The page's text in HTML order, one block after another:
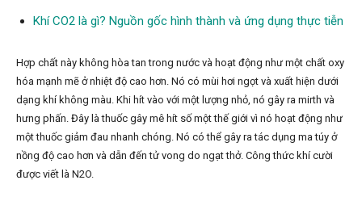
Khí CO2 là gì? Nguồn gốc hình thành và ứng dụng thực tiễn
Hợp chất này không hòa tan trong nước và hoạt động như một chất oxy
hóa mạnh mẽ ở nhiệt độ cao hơn. Nó có mùi hơi ngọt và xuất hiện dưới
dạng khí không màu. Khi hít vào với một lượng nhỏ, nó gây ra mirth và
hưng phấn. Đây là thuốc gây mê hít số một thế giới vì nó hoạt động như
một thuốc giảm đau nhanh chóng. Nó có thể gây ra tác dụng ma túy ở
nồng độ cao hơn và dẫn đến tử vong do ngạt thở. Công thức khí cười
được viết là N2O.